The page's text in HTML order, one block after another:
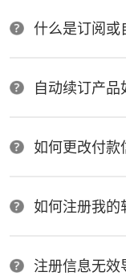
什么是订阅或
自动续订产品
如何更改付款
如何注册我的
注册信息无效